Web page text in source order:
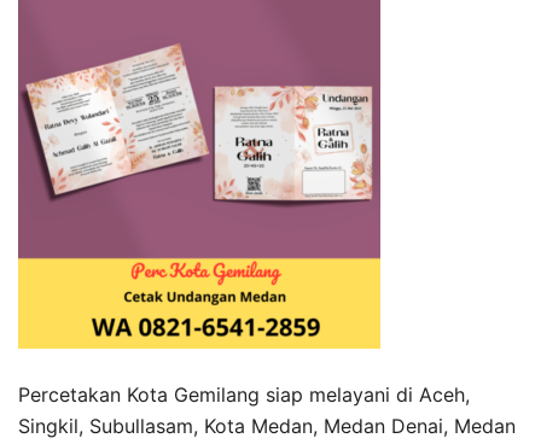
Percetakan Kota Gemilang siap melayani di Aceh,
Singkil, Subullasam, Kota Medan, Medan Denai, Medan